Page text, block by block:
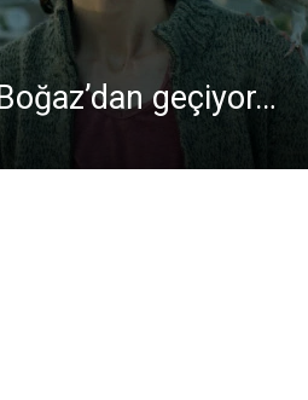
geçiyor…